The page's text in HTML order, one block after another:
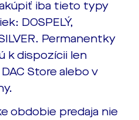
iba tieto typy
DOSPELÝ,
Permanentky
k dispozícii len
Store alebo v
obdobie predaja nie